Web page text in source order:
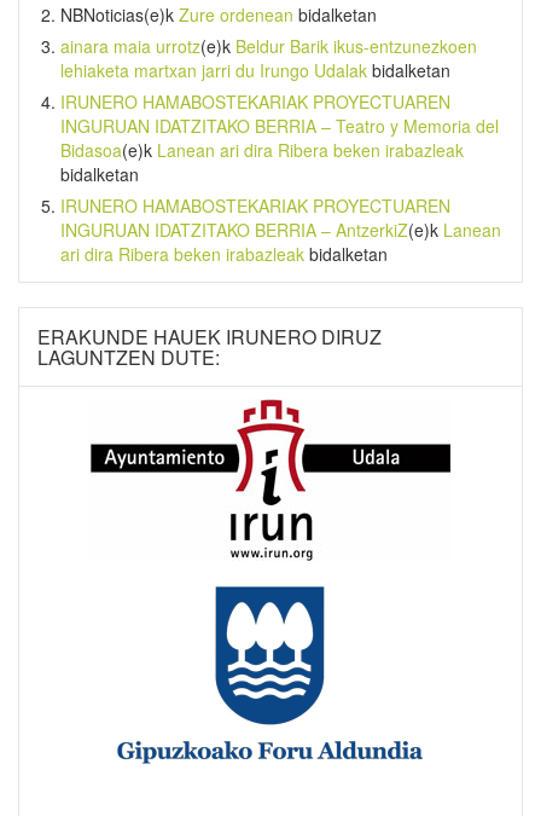
NBNoticias(e)k Zure ordenean bidalketan
ainara maia urrotz(e)k Beldur Barik ikus-entzunezkoen
lehiaketa martxan jarri du Irungo Udalak bidalketan
IRUNERO HAMABOSTEKARIAK PROYECTUAREN
INGURUAN IDATZITAKO BERRIA – Teatro y Memoria del
Bidasoa(e)k Lanean ari dira Ribera beken irabazleak
bidalketan
IRUNERO HAMABOSTEKARIAK PROYECTUAREN
INGURUAN IDATZITAKO BERRIA – AntzerkiZ(e)k Lanean
ari dira Ribera beken irabazleak bidalketan
ERAKUNDE HAUEK IRUNERO DIRUZ
LAGUNTZEN DUTE: